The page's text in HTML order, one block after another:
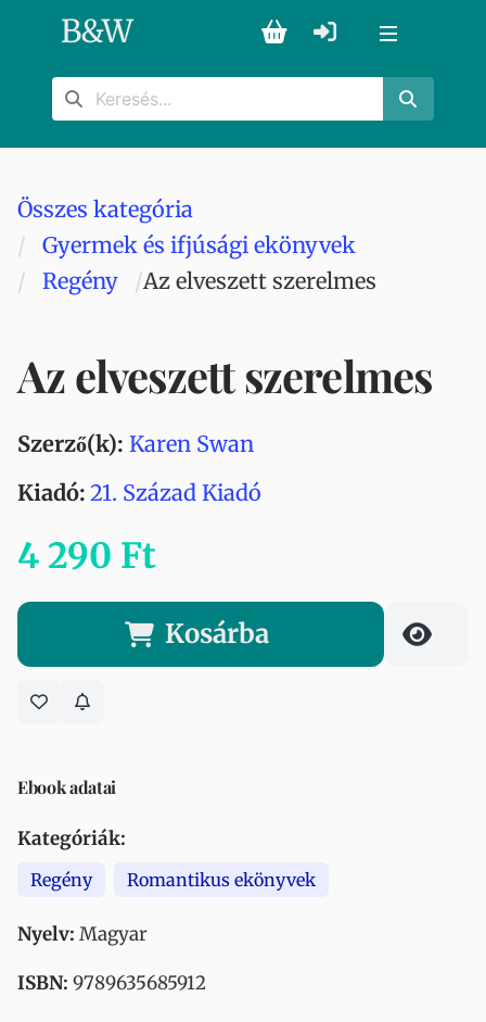
B&W
Összes kategória
Gyermek és ifjúsági ekönyvek
Regény
Az elveszett szerelmes
Az elveszett szerelmes
Szerző(k): Karen Swan
Kiadó: 21. Század Kiadó
4 290 Ft
Kosárba
Ebook adatai
Kategóriák:
Regény Romantikus ekönyvek
Nyelv: Magyar
ISBN: 9789635685912